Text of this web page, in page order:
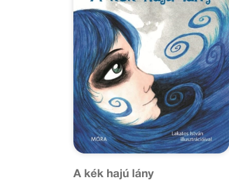
A kék hajú lány